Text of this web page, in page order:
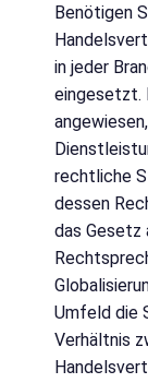
Benötigen
in jeder
eingesetzt.
rechtliche
dessen
das Gesetz
Umfeld die
Verhältnis